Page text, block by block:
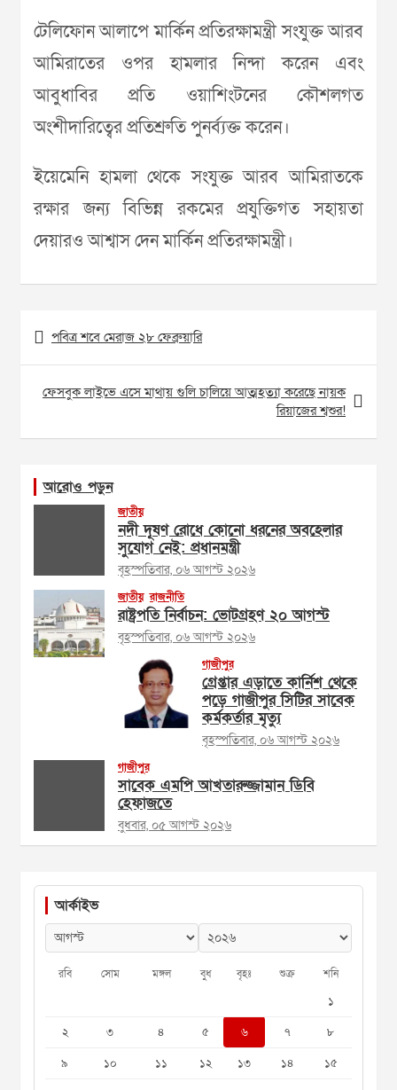
টেলিফোন আলাপে মার্কিন প্রতিরক্ষামন্ত্রী সংযুক্ত আরব
আমিরাতের ওপর হামলার নিন্দা করেন এবং
আবুধাবির প্রতি ওয়াশিংটনের কৌশলগত
অংশীদারিত্বের প্রতিশ্রুতি পুনর্ব্যক্ত করেন।
ইয়েমেনি হামলা থেকে সংযুক্ত আরব আমিরাতকে
রক্ষার জন্য বিভিন্ন রকমের প্রযুক্তিগত সহায়তা
দেয়ারও আশ্বাস দেন মার্কিন প্রতিরক্ষামন্ত্রী।
Post
navigation
পবিত্র শবে মেরাজ ২৮ ফেব্রুয়ারি
ফেসবুক লাইভে এসে মাথায় গুলি চালিয়ে আত্মহত্যা করেছে নায়ক
রিয়াজের শ্বশুর!
আরোও পড়ুন
জাতীয়
নদী দূষণ রোধে কোনো ধরনের অবহেলার
সুযোগ নেই: প্রধানমন্ত্রী
বৃহস্পতিবার, ০৬ আগস্ট ২০২৬
জাতীয় রাজনীতি
রাষ্ট্রপতি নির্বাচন: ভোটগ্রহণ ২০ আগস্ট
বৃহস্পতিবার, ০৬ আগস্ট ২০২৬
গাজীপুর
গ্রেপ্তার এড়াতে কার্নিশ থেকে
পড়ে গাজীপুর সিটির সাবেক
কর্মকর্তার মৃত্যু
বৃহস্পতিবার, ০৬ আগস্ট ২০২৬
গাজীপুর
সাবেক এমপি আখতারুজ্জামান ডিবি
হেফাজতে
বুধবার, ০৫ আগস্ট ২০২৬
আর্কাইভ
রবি সোম মঙ্গল বুধ বৃহঃ শুক্র শনি
১
২
৩ ৪ ৫ ৬ ৭
৮
৯
১০ ১১ ১২ ১৩ ১৪
১৫